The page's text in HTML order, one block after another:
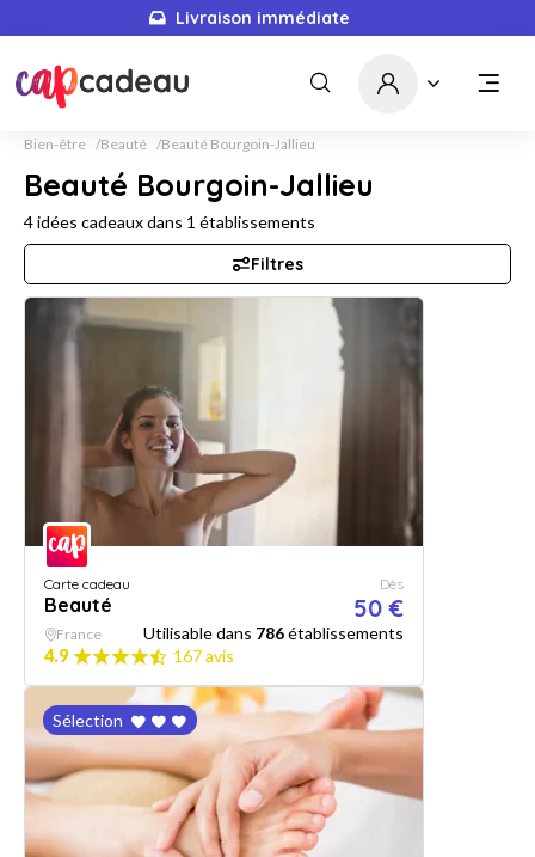
Livraison immédiate
Bien-être Beauté Beauté Bourgoin-Jallieu
Beauté Bourgoin-Jallieu
4idées cadeaux dans 1 établissements
Filtres
Carte cadeau
Beauté
Dès
50 €
France Utilisable dans 786établissements
4.9
167 avis
Sélection